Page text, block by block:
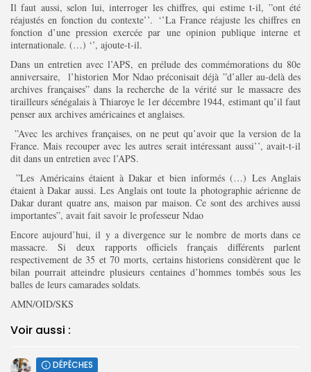
Il faut aussi, selon lui, interroger les chiffres, qui estime t-il, ”ont été
réajustés en fonction du contexte’’. ‘’La France réajuste les chiffres en
fonction d’une pression exercée par une opinion publique interne et
internationale. (…) ‘’, ajoute-t-il.
Dans un entretien avec l’APS, en prélude des commémorations du 80e
anniversaire, l’historien Mor Ndao préconisait déjà ”d’aller au-delà des
archives françaises” dans la recherche de la vérité sur le massacre des
tirailleurs sénégalais à Thiaroye le 1er décembre 1944, estimant qu’il faut
penser aux archives américaines et anglaises.
”Avec les archives françaises, on ne peut qu’avoir que la version de la
France. Mais recouper avec les autres serait intéressant aussi’’, avait-t-il
dit dans un entretien avec l’APS.
”Les Américains étaient à Dakar et bien informés (…) Les Anglais
étaient à Dakar aussi. Les Anglais ont toute la photographie aérienne de
Dakar durant quatre ans, maison par maison. Ce sont des archives aussi
importantes”, avait fait savoir le professeur Ndao
Encore aujourd’hui, il y a divergence sur le nombre de morts dans ce
massacre. Si deux rapports officiels français différents parlent
respectivement de 35 et 70 morts, certains historiens considèrent que le
bilan pourrait atteindre plusieurs centaines d’hommes tombés sous les
balles de leurs camarades soldats.
AMN/OID/SKS
Voir aussi :
DÉPÊCHES